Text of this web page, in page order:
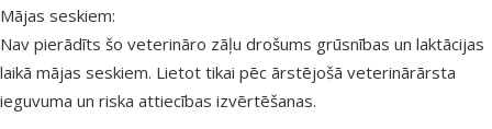
Mājas seskiem:
Nav pierādīts šo veterināro zāļu drošums grūsnības un laktācijas
laikā mājas seskiem. Lietot tikai pēc ārstējošā veterinārārsta
ieguvuma un riska attiecības izvērtēšanas.